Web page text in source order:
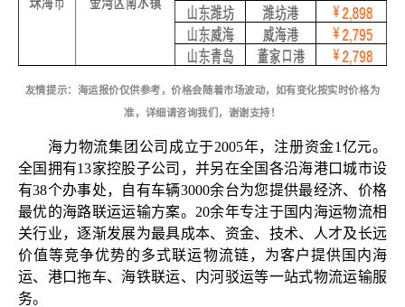
友情提示：海运报价仅供参考，价格会随着市场波动，如有变化按实时价格为
准，详细请咨询我们，谢谢支持！
海力物流集团公司成立于2005年，注册资金1亿元。
全国拥有13家控股子公司，并另在全国各沿海港口城市设
有38个办事处，自有车辆3000余台为您提供最经济、价格
最优的海路联运运输方案。20余年专注于国内海运物流相
关行业，逐渐发展为最具成本、资金、技术、人才及长远
价值等竞争优势的多式联运物流链，为客户提供国内海
运、港口拖车、海铁联运、内河驳运等一站式物流运输服
务。